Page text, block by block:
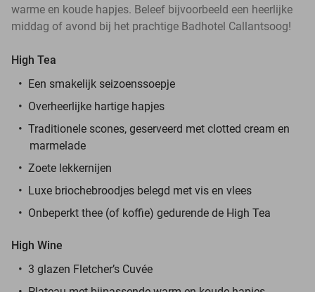
warme en koude hapjes. Beleef bijvoorbeeld een heerlijke
middag of avond bij het prachtige Badhotel Callantsoog!
High Tea
Een smakelijk seizoenssoepje
Overheerlijke hartige hapjes
Traditionele scones, geserveerd met clotted cream en
marmelade
Zoete lekkernijen
Luxe briochebroodjes belegd met vis en vlees
Onbeperkt thee (of koffie) gedurende de High Tea
High Wine
3 glazen Fletcher’s Cuvée